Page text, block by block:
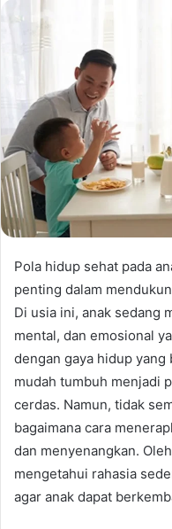
Pola hidup sehat pada
penting dalam
Di usia ini, anak sedang
mental, dan emosional
dengan gaya hidup yang
mudah tumbuh menjadi
cerdas. Namun, tidak
bagaimana cara
dan menyenangkan.
mengetahui rahasia
agar anak dapat